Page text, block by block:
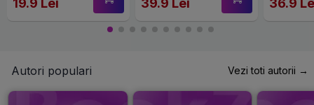
19.9 Lei 39.9 Lei 36.9
Autori populari Vezi toti autorii →